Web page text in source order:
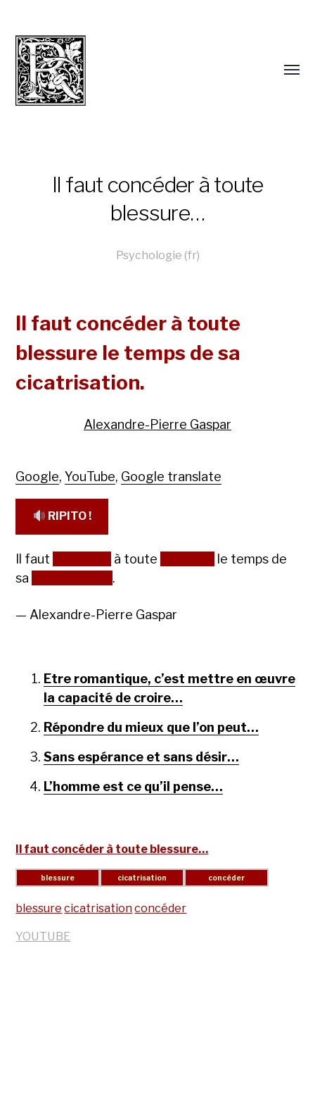
Il faut concéder à toute
blessure…
Psychologie (fr)
Il faut concéder à toute
blessure le temps de sa
cicatrisation.
Alexandre-Pierre Gaspar
Google,YouTube, Google translate
RIPITO !
Il faut à toute
le temps de
sa
.
— Alexandre-Pierre Gaspar
Etre romantique, c’est mettre en œuvre
la capacité de croire…
Répondre du mieux que l’on peut…
Sans espérance et sans désir…
L’homme est ce qu’il pense…
Il faut concéder à toute blessure…
blessure cicatrisationconcéder
YOUTUBE